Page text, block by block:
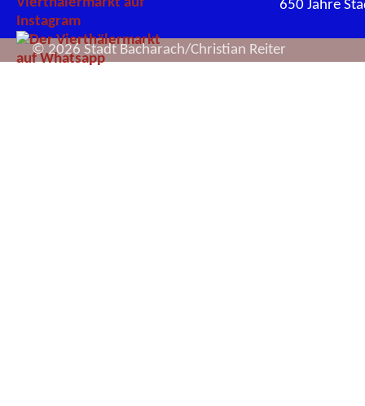
650 Jahre
© 2026 Stadt Bacharach/Christian Reiter